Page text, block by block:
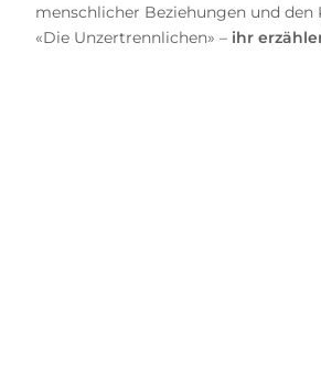
menschlicher Beziehungen und
«Die Unzertrennlichen» –ihr